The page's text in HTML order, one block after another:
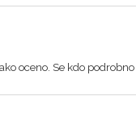
oceno. Se kdo